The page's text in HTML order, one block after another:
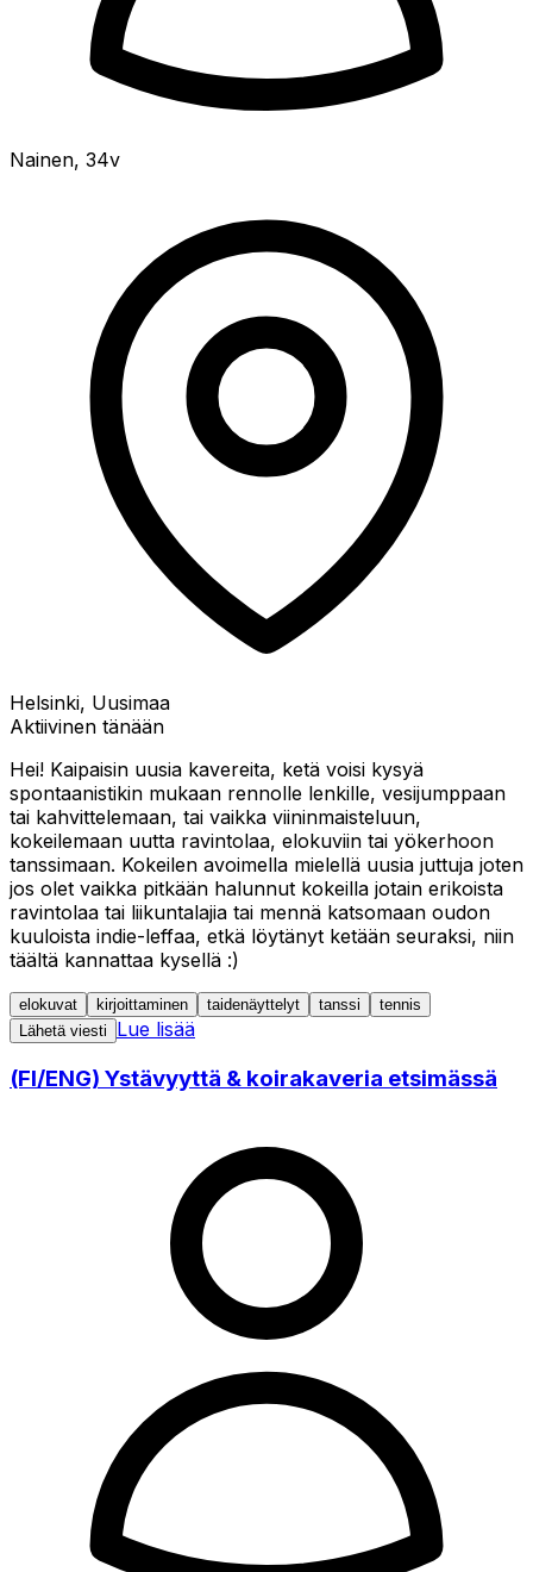
Nainen, 34v
Helsinki, Uusimaa
Aktiivinen tänään
Hei! Kaipaisin uusia kavereita, ketä voisi kysyä
spontaanistikin mukaan rennolle lenkille, vesijumppaan
tai kahvittelemaan, tai vaikka viininmaisteluun,
kokeilemaan uutta ravintolaa, elokuviin tai yökerhoon
tanssimaan. Kokeilen avoimella mielellä uusia juttuja joten
jos olet vaikka pitkään halunnut kokeilla jotain erikoista
ravintolaa tai liikuntalajia tai mennä katsomaan oudon
kuuloista indie-leffaa, etkä löytänyt ketään seuraksi, niin
täältä kannattaa kysellä :)
elokuvat kirjoittaminen taidenäyttelyt tanssi
tennis
Lähetä viesti
Lue lisää
(FI/ENG) Ystävyyttä & koirakaveria etsimässä